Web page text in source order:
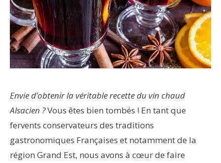
Envie d’obtenir la véritable recette du vin chaud
Alsacien ?Vous êtes bien tombés ! En tant que
fervents conservateurs des traditions
gastronomiques Françaises et notamment de la
région Grand Est, nous avons à cœur de faire